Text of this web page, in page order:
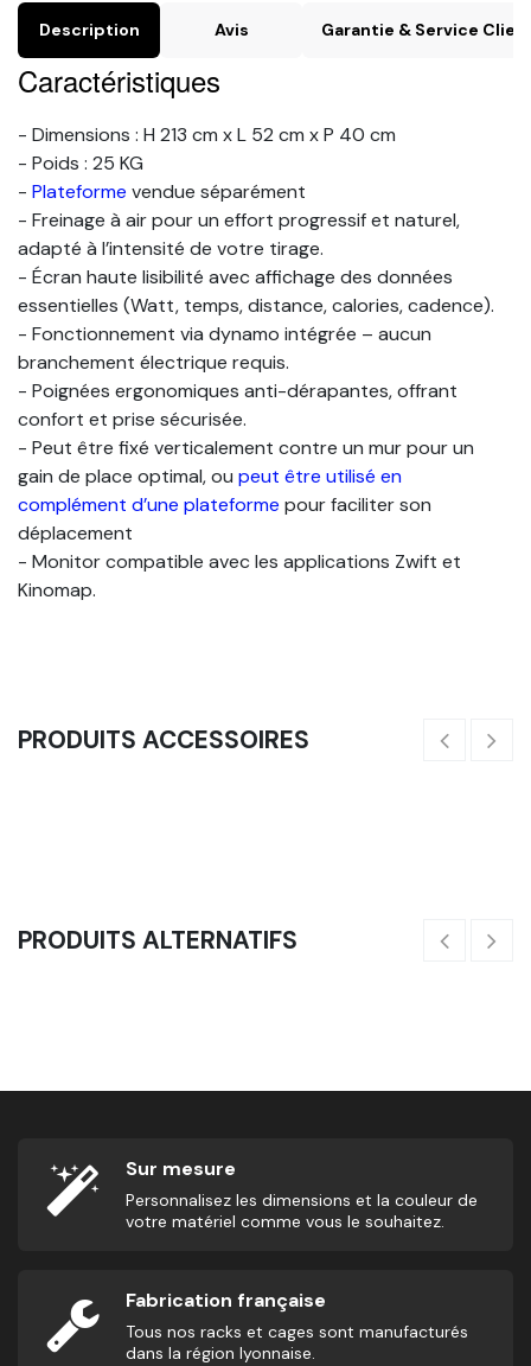
Description Avis Garantie & Service
Caractéristiques
- Dimensions : H 213 cm x L 52 cm x P 40 cm
- Poids : 25 KG
- Plateforme vendue séparément
- Freinage à air pour un effort progressif et naturel,
adapté à l’intensité de votre tirage.
- Écran haute lisibilité avec affichage des données
essentielles (Watt, temps, distance, calories, cadence).
- Fonctionnement via dynamo intégrée – aucun
branchement électrique requis.
- Poignées ergonomiques anti-dérapantes, offrant
confort et prise sécurisée.
- Peut être fixé verticalement contre un mur pour un
gain de place optimal, ou peut être utilisé en
complément d’une plateforme pour faciliter son
déplacement
- Monitor compatible avec les applications Zwift et
Kinomap.
PRODUITS ACCESSOIRES
PRODUITS ALTERNATIFS
Sur mesure
Personnalisez les dimensions et la couleur de
votre matériel comme vous le souhaitez.
Fabrication française
Tous nos racks et cages sont manufacturés
dans la région lyonnaise.